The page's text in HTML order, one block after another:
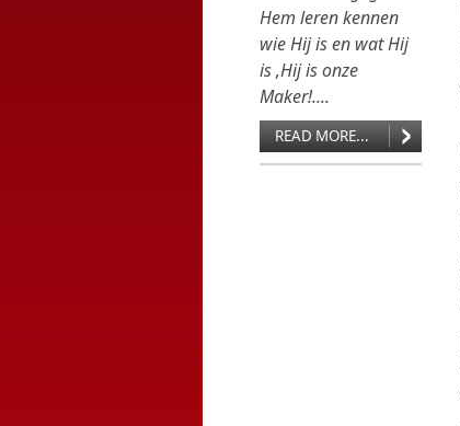
Hem leren kennen
wie Hij is en wat Hij
is ,Hij is onze
Maker!....
READ MORE...